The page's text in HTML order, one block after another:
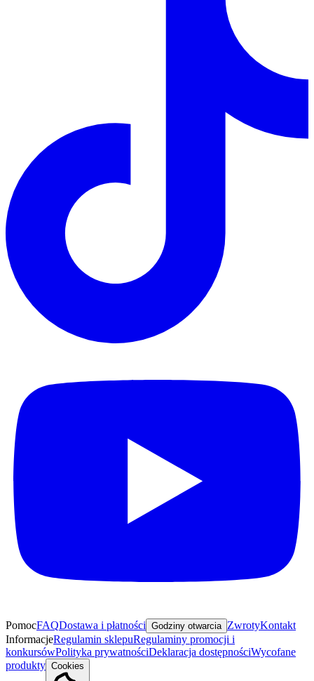
PomocFAQDostawa i płatności Godziny otwarcia ZwrotyKontakt
InformacjeRegulamin sklepuRegulaminy promocji i
konkursówPolityka prywatnościDeklaracja dostępnościWycofane
produkty Cookies